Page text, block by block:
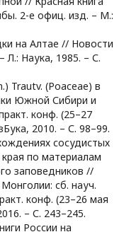
2-е офиц. изд. – М.:
на Алтае // Новости
Л.: Наука, 1985. – С.
Trautv. (Poaceae) в
Южной Сибири и
конф. (25–27
2010. – С. 98–99.
сосудистых
края по материалам
заповедников //
сб. науч.
конф. (23–26 мая
– С. 243–245.
России на